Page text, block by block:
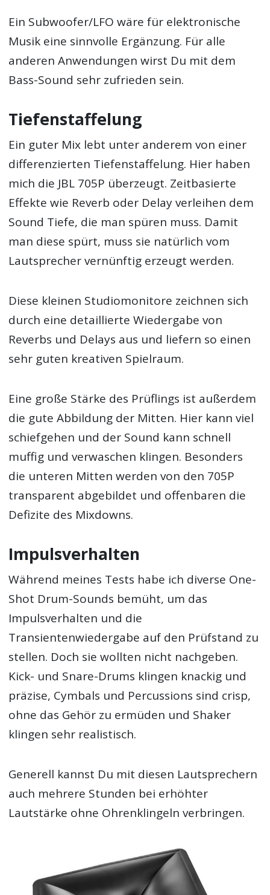
Ein Subwoofer/LFO wäre für elektronische
Musik eine sinnvolle Ergänzung. Für alle
anderen Anwendungen wirst Du mit dem
Bass-Sound sehr zufrieden sein.
Tiefenstaffelung
Ein guter Mix lebt unter anderem von einer
differenzierten Tiefenstaffelung. Hier haben
mich die JBL 705P überzeugt. Zeitbasierte
Effekte wie Reverb oder Delay verleihen dem
Sound Tiefe, die man spüren muss. Damit
man diese spürt, muss sie natürlich vom
Lautsprecher vernünftig erzeugt werden.
Diese kleinen Studiomonitore zeichnen sich
durch eine detaillierte Wiedergabe von
Reverbs und Delays aus und liefern so einen
sehr guten kreativen Spielraum.
Eine große Stärke des Prüflings ist außerdem
die gute Abbildung der Mitten. Hier kann viel
schiefgehen und der Sound kann schnell
muffig und verwaschen klingen. Besonders
die unteren Mitten werden von den 705P
transparent abgebildet und offenbaren die
Defizite des Mixdowns.
Impulsverhalten
Während meines Tests habe ich diverse One-
Shot Drum-Sounds bemüht, um das
Impulsverhalten und die
Transientenwiedergabe auf den Prüfstand zu
stellen. Doch sie wollten nicht nachgeben.
Kick- und Snare-Drums klingen knackig und
präzise, Cymbals und Percussions sind crisp,
ohne das Gehör zu ermüden und Shaker
klingen sehr realistisch.
Generell kannst Du mit diesen Lautsprechern
auch mehrere Stunden bei erhöhter
Lautstärke ohne Ohrenklingeln verbringen.